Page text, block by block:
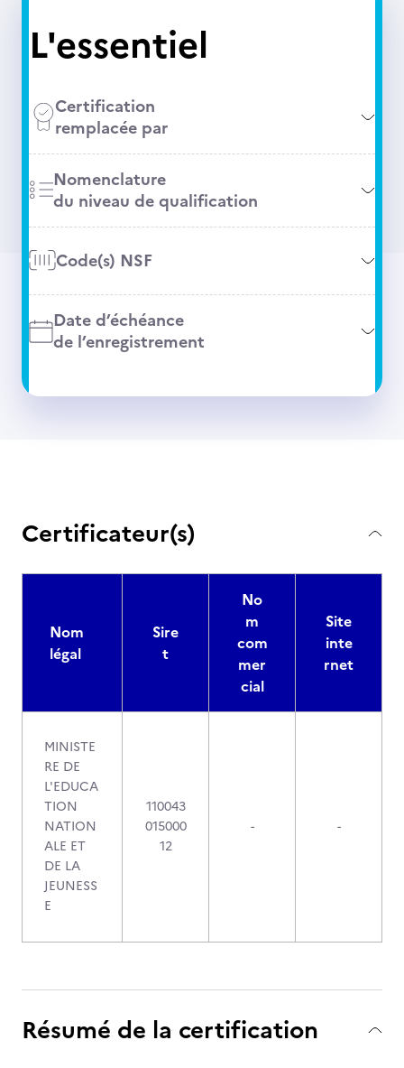
L'essentiel
Certification
remplacée par
Nomenclature
du niveau de qualification
Code(s) NSF
Date d’échéance
de l’enregistrement
Certificateur(s)
Nom
légal
Sire
t
No
m
com
mer
cial
Site
inte
rnet
MINISTE
RE DE
L'EDUCA
TION
NATION
ALE ET
DE LA
JEUNESS
E
110043
015000
12
- -
Résumé de la certification